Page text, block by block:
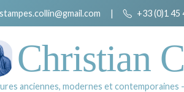
| +33 (0)1 45
Christian
anciennes, modernes et contemporaines